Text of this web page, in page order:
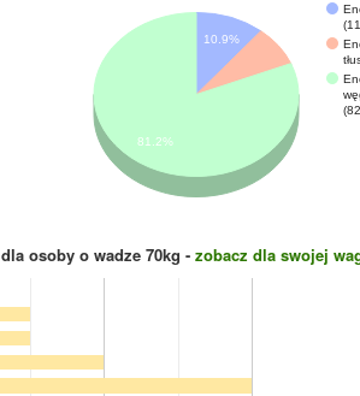
10.9%
81.2%
dla osoby o wadze 70kg - zobacz dla swojej